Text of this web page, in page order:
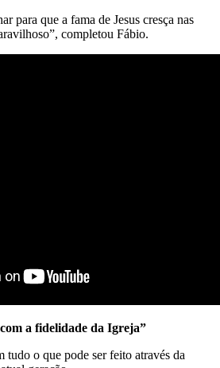
para que a fama de Jesus cresça nas
completou Fábio.
a fidelidade da Igreja”
tudo o que pode ser feito através da